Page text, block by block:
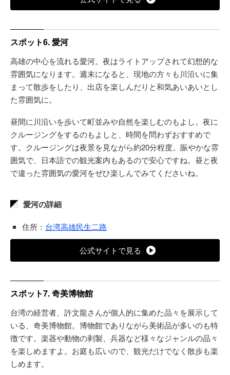
スポット6. 愛河
高雄の中心を流れる愛河。夜はライトアップされて幻想的な
雰囲気になります。週末になると、現地の方々も川沿いに集
まって散歩をしたり、出店を楽しんだりと和気あいあいとし
た雰囲気に。
昼間に川沿いを歩いて町並みや自然を楽しむのもよし。夜に
クルージングをするのもよしと、時間を問わずおすすめで
す。クルージングは夜景を見ながら約20分程度。賑やかな雰
囲気で、日本語での観光案内もあるので安心ですね。昼と夜
で違った雰囲気の愛河をぜひ楽しんでみてくださいね。
愛河の詳細
住所： 台湾高雄民生二路
公式サイトで見る
スポット7. 奇美博物館
台湾の経営者、許文龍さんが個人的に集めた品々を展示して
いる、奇美博物館。博物館でありながら美術品が多いのも特
徴です。楽器や動物の剥製、兵器など様々なジャンルの品々
を楽しめますよ。お庭も広いので、観光だけでなく散歩も楽
しめます。